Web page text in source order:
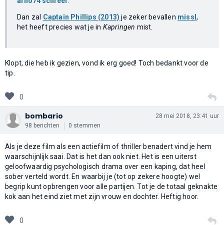
Dan zal Captain Phillips (2013) je zeker bevallen missl,
het heeft precies wat je in Kapringen mist.
Klopt, die heb ik gezien, vond ik erg goed! Toch bedankt voor de
tip.
0
bombario
98 berichten 0 stemmen
28 mei 2018, 23:41 uur
Als je deze film als een actiefilm of thriller benadert vind je hem
waarschijnlijk saai. Dat is het dan ook niet. Het is een uiterst
geloofwaardig psychologisch drama over een kaping, dat heel
sober verteld wordt. En waarbij je (tot op zekere hoogte) wel
begrip kunt opbrengen voor alle partijen. Tot je de totaal geknakte
kok aan het eind ziet met zijn vrouw en dochter. Heftig hoor.
0